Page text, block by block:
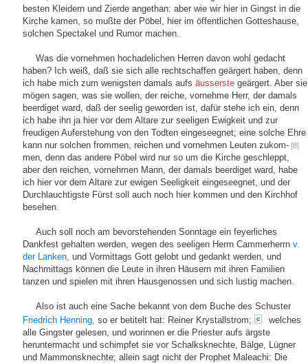
besten Kleidern und Zierde angethan: aber wie wir hier in Gingst in die
Kirche kamen, so mußte der Pöbel, hier im öffentlichen Gotteshause,
solchen Spectakel und Rumor machen.
Was die vornehmen hochadelichen Herren davon wohl gedacht
haben? Ich weiß, daß sie sich alle rechtschaffen geärgert haben, denn
ich habe mich zum wenigsten damals aufs äusserste geärgert. Aber sie
mögen sagen, was sie wollen, der reiche, vornehme Herr, der damals
beerdiget ward, daß der seelig geworden ist, dafür stehe ich ein, denn
ich habe ihn ja hier vor dem Altare zur seeligen Ewigkeit und zur
freudigen Auferstehung von den Todten eingeseegnet; eine solche Ehre
kann nur solchen frommen, reichen und vornehmen Leuten zukom- [8]
men, denn das andere Pöbel wird nur so um die Kirche geschleppt,
aber den reichen, vornehmen Mann, der damals beerdiget ward, habe
ich hier vor dem Altare zur ewigen Seeligkeit eingeseegnet, und der
Durchlauchtigste Fürst soll auch noch hier kommen und den Kirchhof
besehen.
Auch soll noch am bevorstehenden Sonntage ein feyerliches
Dankfest gehalten werden, wegen des seeligen Herrn Cammerherrn v.
der Lanken, und Vormittags Gott gelobt und gedankt werden, und
Nachmittags können die Leute in ihren Häusern mit ihren Familien
tanzen und spielen mit ihren Hausgenossen und sich lustig machen.
Also ist auch eine Sache bekannt von dem Buche des Schuster
Friedrich Henning, so er betitelt hat: Reiner Krystallstrom; c
welches
alle Gingster gelesen, und worinnen er die Priester aufs ärgste
heruntermacht und schimpfet sie vor Schalksknechte, Bälge, Lügner
und Mammonsknechte; allein sagt nicht der Prophet Maleachi: Die